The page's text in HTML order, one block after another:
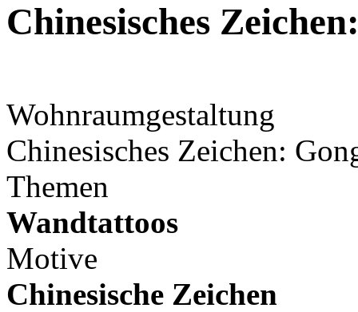
Chinesisches
Wohnraumgestaltung
Chinesisches Zeichen:
Themen
Wandtattoos
Motive
Chinesische Zeichen